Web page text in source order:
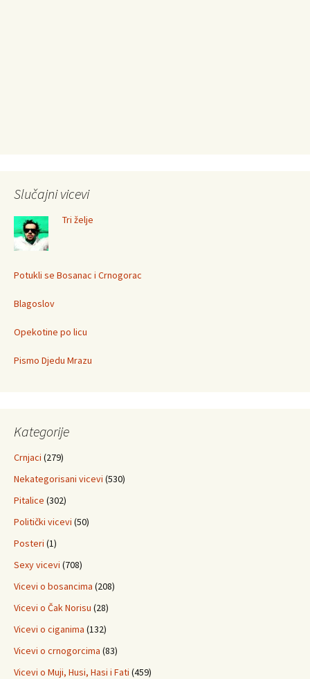
Slučajni vicevi
Tri želje
Potukli se Bosanac i Crnogorac
Blagoslov
Opekotine po licu
Pismo Djedu Mrazu
Kategorije
Crnjaci (279)
Nekategorisani vicevi (530)
Pitalice (302)
Politički vicevi (50)
Posteri (1)
Sexy vicevi (708)
Vicevi o bosancima (208)
Vicevi o Čak Norisu (28)
Vicevi o ciganima (132)
Vicevi o crnogorcima (83)
Vicevi o Muji, Husi, Hasi i Fati (459)